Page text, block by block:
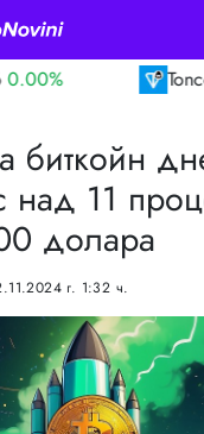
Toncoin $1.39
биткойн
над 11
долара
г. 1:32 ч.